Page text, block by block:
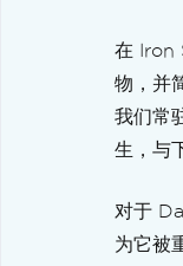
在 Iron
物，并
我们常
生，与
对于
为它被